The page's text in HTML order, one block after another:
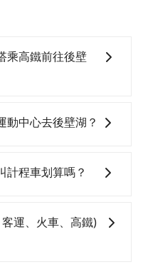
乘高鐵前往後壁
，台北-左營一天最
鐵站後，步行進站、
、等待車站前排班的計
車費3,600元後，抵達
全程加上轉車時間共5
動中心去後壁湖？
約40間租車車行，比
或Volkswagen
約3元）、eTag（每
計程車划算嗎？
等，如果在路邊攔不
程車隊，如宜承交
運、火車、高鐵)